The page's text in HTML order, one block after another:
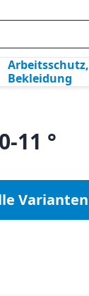
Arbeitsschutz,
Bekleidung
11 °
Varianten